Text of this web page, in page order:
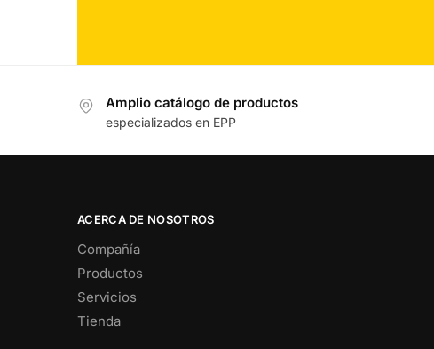
Amplio catálogo de productos
especializados en EPP
ACERCA DE NOSOTROS
Compañía
Productos
Servicios
Tienda